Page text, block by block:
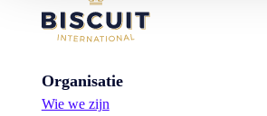
Organisatie
Wie we zijn